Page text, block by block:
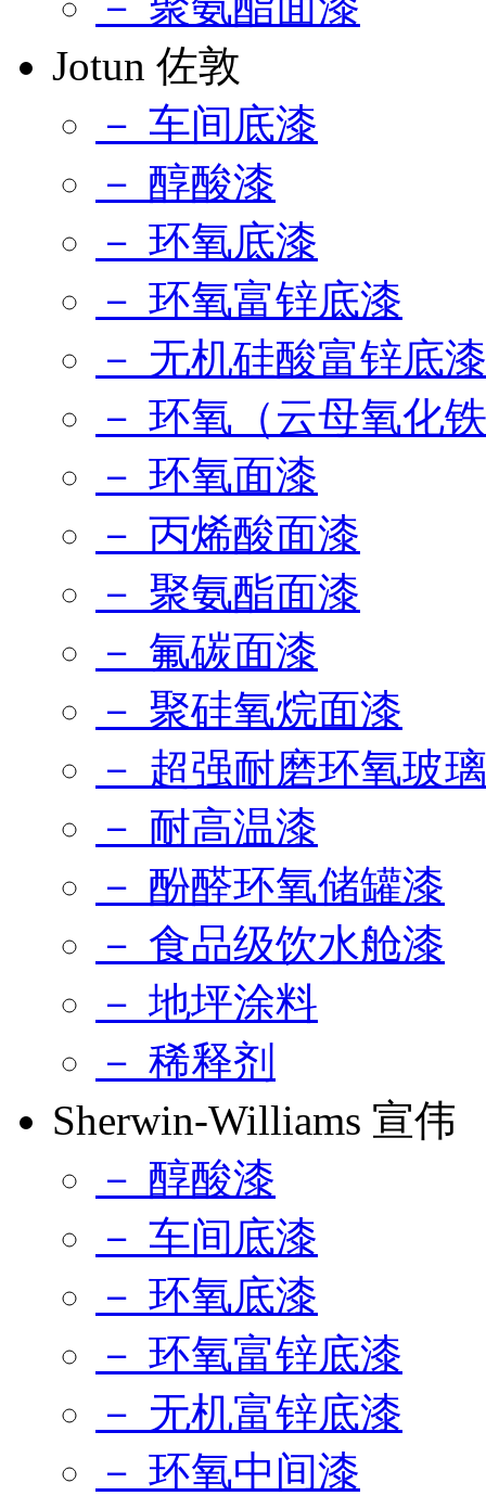
Jotun 佐敦
－ 车间底漆
－ 醇酸漆
－ 环氧底漆
－ 环氧富锌底漆
－ 无机硅酸富锌底漆
－ 环氧（云母氧化
－ 环氧面漆
－ 丙烯酸面漆
－ 聚氨酯面漆
－ 氟碳面漆
－ 聚硅氧烷面漆
－ 超强耐磨环氧玻
－ 耐高温漆
－ 酚醛环氧储罐漆
－ 食品级饮水舱漆
－ 地坪涂料
－ 稀释剂
Sherwin-Williams 宣伟
－ 醇酸漆
－ 车间底漆
－ 环氧底漆
－ 环氧富锌底漆
－ 无机富锌底漆
－ 环氧中间漆